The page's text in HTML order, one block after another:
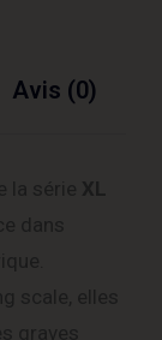
Avis (0)